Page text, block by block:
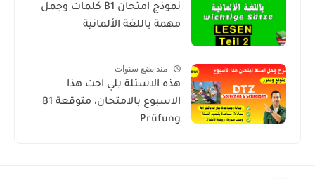
نموذج امتحان B1 كلمات وجمل
مهمة باللغة الألمانية
منذ بضع سنوات
هذه الاسئلة يلي اجت هذا
الاسبوع بالامتحان، متوقعة B1
Prüfung